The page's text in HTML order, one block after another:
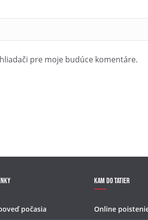
pre moje budúce komentáre.
počasia
Kam do Tatier
Online